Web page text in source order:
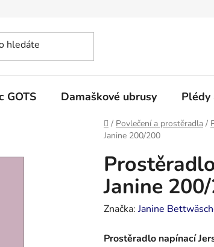
GOTS Damaškové ubrusy Plédy
Domů
/ Povlečení a prostěradla /
Janine 200/200
Janine
Značka:Janine
Prostěradlo napínací